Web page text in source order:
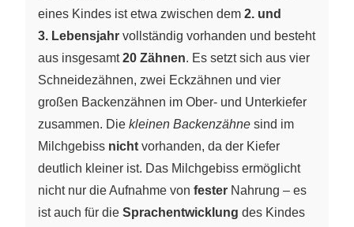
eines Kindes ist etwa zwischen dem 2. und
3. Lebensjahr vollständig vorhanden und besteht
aus insgesamt20 Zähnen. Es setzt sich aus vier
Schneidezähnen, zwei Eckzähnen und vier
großen Backenzähnen im Ober- und Unterkiefer
zusammen. Die kleinen Backenzähne sind im
Milchgebiss nicht vorhanden, da der Kiefer
deutlich kleiner ist. Das Milchgebiss ermöglicht
nicht nur die Aufnahme von fester Nahrung – es
ist auch für die Sprachentwicklung des Kindes